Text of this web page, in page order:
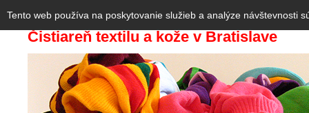
Čistiareň textilu a kože v Bratislave
Tento web používa na poskytovanie služieb a analýze návštevnosti